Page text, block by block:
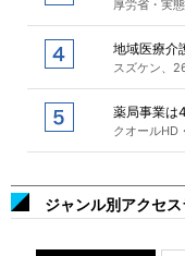
厚労省・実
地域医療介
スズケン、
薬局事業は
クオールHD
ジャンル別アクセ